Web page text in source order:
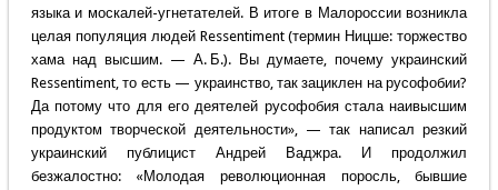
языка и москалей-угнетателей. В итоге в Малороссии возникла
целая популяция людей Ressentiment (термин Ницше: торжество
хама над высшим. — А. Б.). Вы думаете, почему украинский
Ressentiment, то есть — украинство, так зациклен на русофобии?
Да потому что для его деятелей русофобия стала наивысшим
продуктом творческой деятельности», — так написал резкий
украинский публицист Андрей Ваджра. И продолжил
безжалостно: «Молодая революционная поросль, бывшие